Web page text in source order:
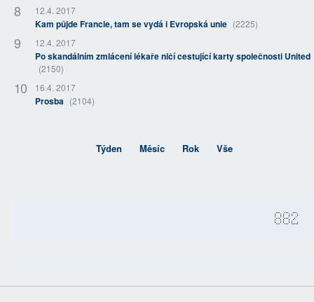
12.4. 2017
Kam půjde Francie, tam se vydá i Evropská unie (2225)
12.4. 2017
Po skandálním zmlácení lékaře ničí cestující karty společnosti United
(2150)
16.4. 2017
Prosba (2104)
Týden Měsíc Rok Vše
882